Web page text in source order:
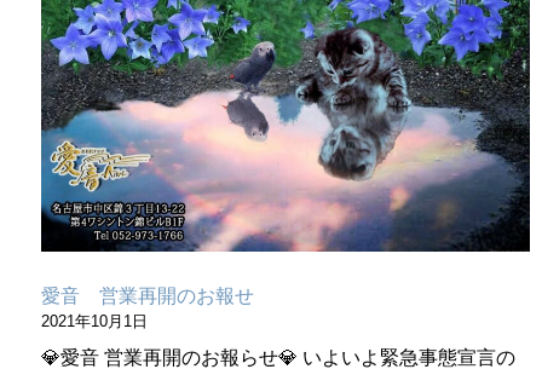
愛音 営業再開のお報せ
2021年10月1日
💎愛音 営業再開のお報らせ💎 いよいよ緊急事態宣言の